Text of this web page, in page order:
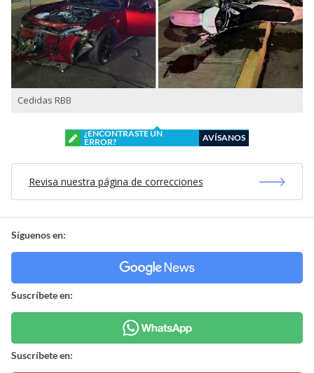
Cedidas RBB
¿ENCONTRASTE UN
ERROR?
AVÍSANOS
Revisa nuestra página de correcciones
Síguenos en:
Suscríbete en:
Suscríbete en: